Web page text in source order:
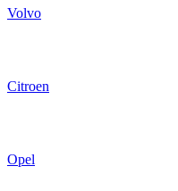
Volvo
Citroen
Opel